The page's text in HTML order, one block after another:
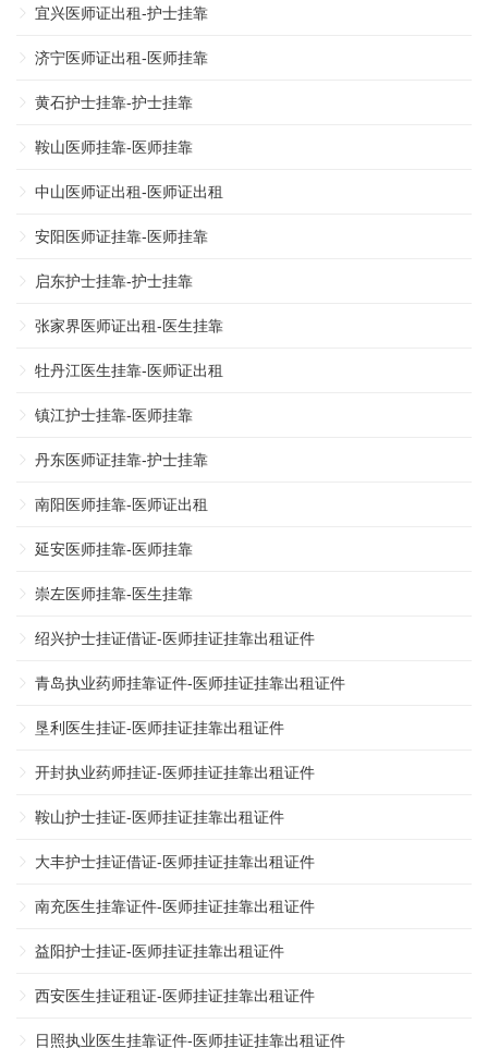
宜兴医师证出租-护士挂靠
济宁医师证出租-医师挂靠
黄石护士挂靠-护士挂靠
鞍山医师挂靠-医师挂靠
中山医师证出租-医师证出租
安阳医师证挂靠-医师挂靠
启东护士挂靠-护士挂靠
张家界医师证出租-医生挂靠
牡丹江医生挂靠-医师证出租
镇江护士挂靠-医师挂靠
丹东医师证挂靠-护士挂靠
南阳医师挂靠-医师证出租
延安医师挂靠-医师挂靠
崇左医师挂靠-医生挂靠
绍兴护士挂证借证-医师挂证挂靠出租证件
青岛执业药师挂靠证件-医师挂证挂靠出租证件
垦利医生挂证-医师挂证挂靠出租证件
开封执业药师挂证-医师挂证挂靠出租证件
鞍山护士挂证-医师挂证挂靠出租证件
大丰护士挂证借证-医师挂证挂靠出租证件
南充医生挂靠证件-医师挂证挂靠出租证件
益阳护士挂证-医师挂证挂靠出租证件
西安医生挂证租证-医师挂证挂靠出租证件
日照执业医生挂靠证件-医师挂证挂靠出租证件